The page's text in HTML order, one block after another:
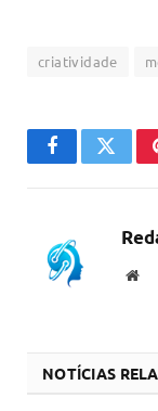
criatividade
Facebook
NOTÍCIAS